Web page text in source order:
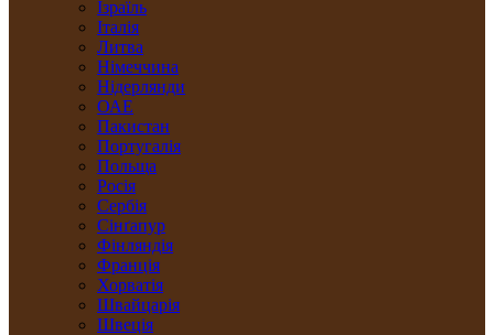
Ізраїль
Італія
Литва
Німеччина
Нідерлянди
ОАЕ
Пакистан
Португалія
Польща
Росія
Сербія
Сінґапур
Фінляндія
Франція
Хорватія
Швайцарія
Швеція